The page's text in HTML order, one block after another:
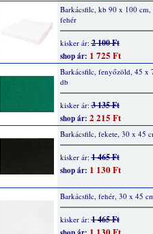
Barkácsfilc, kb 90 x 100 cm,
fehér
kisker ár:2 100 Ft
shop ár: 1 725 Ft
Barkácsfilc, fenyőzöld, 45 x
db
kisker ár:3 135 Ft
shop ár: 2 215 Ft
Barkácsfilc, fekete, 30 x 45
kisker ár:1 465 Ft
shop ár: 1 130 Ft
Barkácsfilc, fehér, 30 x 45
kisker ár:1 465 Ft